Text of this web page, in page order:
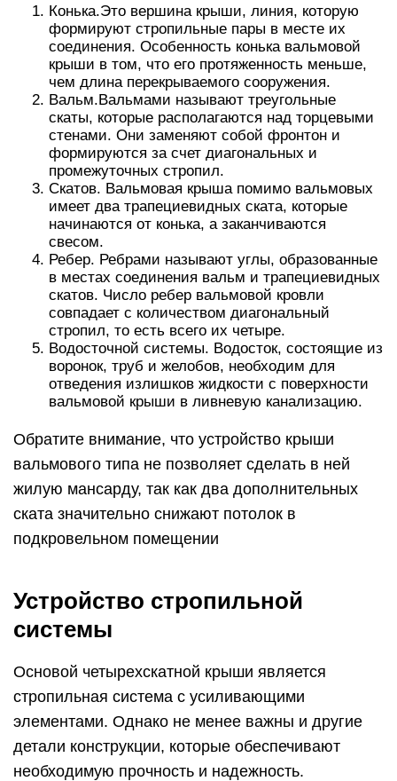
Конька.Это вершина крыши, линия, которую
формируют стропильные пары в месте их
соединения. Особенность конька вальмовой
крыши в том, что его протяженность меньше,
чем длина перекрываемого сооружения.
Вальм.Вальмами называют треугольные
скаты, которые располагаются над торцевыми
стенами. Они заменяют собой фронтон и
формируются за счет диагональных и
промежуточных стропил.
Скатов. Вальмовая крыша помимо вальмовых
имеет два трапециевидных ската, которые
начинаются от конька, а заканчиваются
свесом.
Ребер. Ребрами называют углы, образованные
в местах соединения вальм и трапециевидных
скатов. Число ребер вальмовой кровли
совпадает с количеством диагональный
стропил, то есть всего их четыре.
Водосточной системы. Водосток, состоящие из
воронок, труб и желобов, необходим для
отведения излишков жидкости с поверхности
вальмовой крыши в ливневую канализацию.
Обратите внимание, что устройство крыши
вальмового типа не позволяет сделать в ней
жилую мансарду, так как два дополнительных
ската значительно снижают потолок в
подкровельном помещении
Устройство стропильной
системы
Основой четырехскатной крыши является
стропильная система с усиливающими
элементами. Однако не менее важны и другие
детали конструкции, которые обеспечивают
необходимую прочность и надежность.